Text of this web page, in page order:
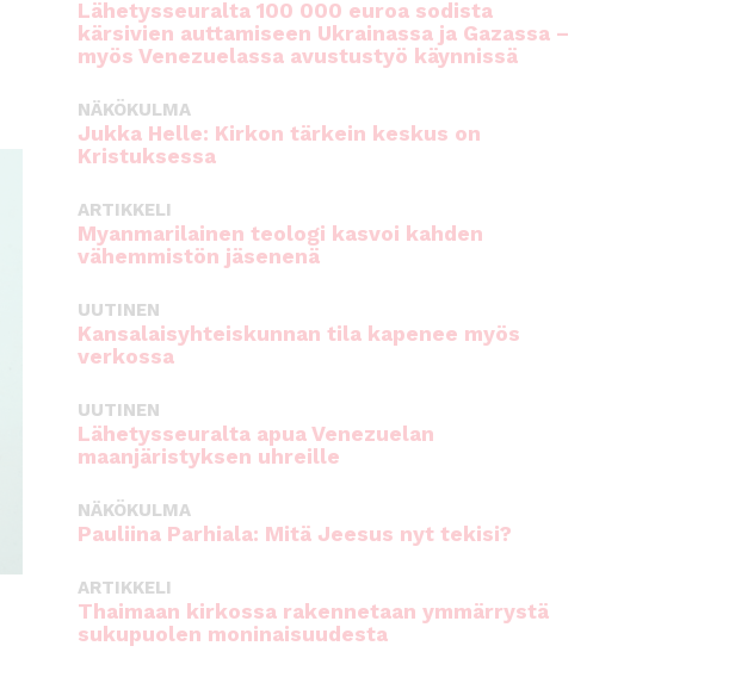
Lähetysseuralta 100 000 euroa sodista
kärsivien auttamiseen Ukrainassa ja Gazassa –
myös Venezuelassa avustustyö käynnissä
NÄKÖKULMA
Jukka Helle: Kirkon tärkein keskus on
Kristuksessa
ARTIKKELI
Myanmarilainen teologi kasvoi kahden
vähemmistön jäsenenä
UUTINEN
Kansalaisyhteiskunnan tila kapenee myös
verkossa
UUTINEN
Lähetysseuralta apua Venezuelan
maanjäristyksen uhreille
NÄKÖKULMA
Pauliina Parhiala: Mitä Jeesus nyt tekisi?
ARTIKKELI
Thaimaan kirkossa rakennetaan ymmärrystä
sukupuolen moninaisuudesta